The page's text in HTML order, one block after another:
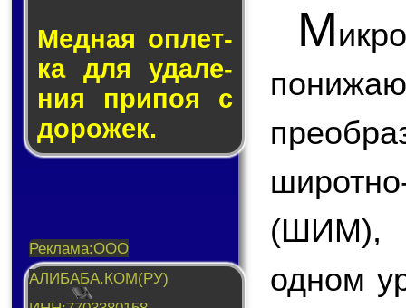
Медная оп­лет­
ка для уда­ле­
ния при­поя с
до­ро­жек.
М
(ШИМ),
одном